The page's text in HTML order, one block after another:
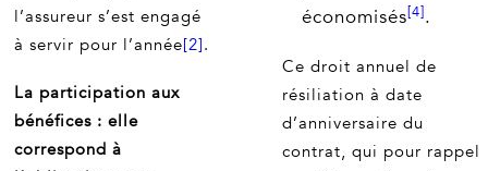
l’assureur s’est engagé
à servir pour l’année[2].
La participation aux
bénéfices : elle
correspond à
économisés[4].
Ce droit annuel de
résiliation à date
d’anniversaire du
contrat, qui pour rappel